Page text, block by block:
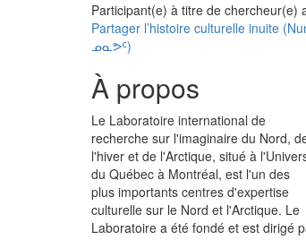
Participant(e) à titre de chercheur(e)
Partager l’histoire culturelle inuite
ᓄᓇᕗᑦ)
À propos
Le Laboratoire international de
recherche sur l'imaginaire du Nord,
l'hiver et de l'Arctique, situé à
du Québec à Montréal, est l'un des
plus importants centres d'expertise
culturelle sur le Nord et l'Arctique. Le
Laboratoire a été fondé et est dirigé